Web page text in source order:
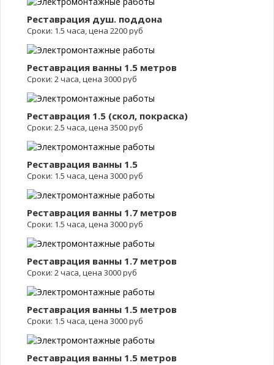
Реставрация душ. поддона
Сроки: 1.5 часа, цена 2200 руб
Реставрация ванны 1.5 метров
Сроки: 2 часа, цена 3000 руб
Реставрация 1.5 (скол, покраска)
Сроки: 2.5 часа, цена 3500 руб
Реставрация ванны 1.5
Сроки: 1.5 часа, цена 3000 руб
Реставрация ванны 1.7 метров
Сроки: 1.5 часа, цена 3000 руб
Реставрация ванны 1.7 метров
Сроки: 2 часа, цена 3000 руб
Реставрация ванны 1.5 метров
Сроки: 1.5 часа, цена 3000 руб
Реставрация ванны 1.5 метров